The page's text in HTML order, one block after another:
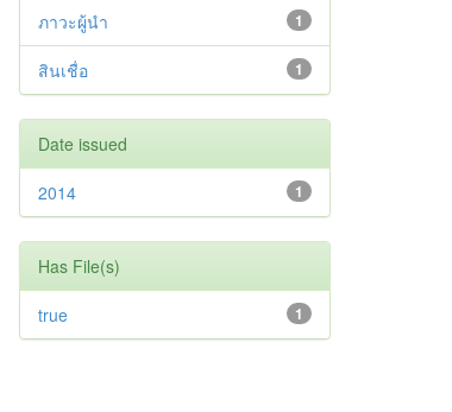
1
ภาวะผู้นำ
1
สินเชื่อ
Date issued
1
2014
Has File(s)
1
true